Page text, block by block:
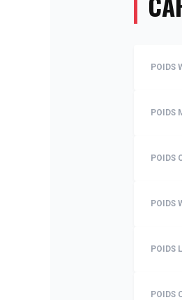
POIDS
POIDS
POIDS
POIDS
POIDS
POIDS